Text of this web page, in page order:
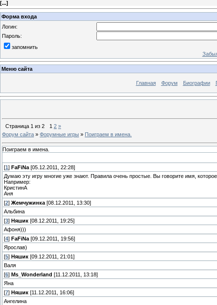
[...]
Форма входа
Логин:
Пароль:
запомнить
Меню сайта
Главная Форум Биографии
Страница 1 из 2 1 2 »
Форум сайта » Форумные игры » Поиграем в имена.
Поиграем в имена.
[1 ] FaFiNa [05.12.2011, 22:28]
Думаю эту игру многие уже знают. Правила очень простые. Вы говорите имя,
Например:
КристинА
Аня
[2] Жемчужинка [08.12.2011, 13:30]
Альбина
[3] Няшик [08.12.2011, 19:25]
Афоня)))
[4] FaFiNa [09.12.2011, 19:56]
Ярослав)
[5] Няшик [09.12.2011, 21:01]
Валя
[6] Ms_Wonderland [11.12.2011, 13:18]
Яна
[7] Няшик [11.12.2011, 16:06]
Ангелина